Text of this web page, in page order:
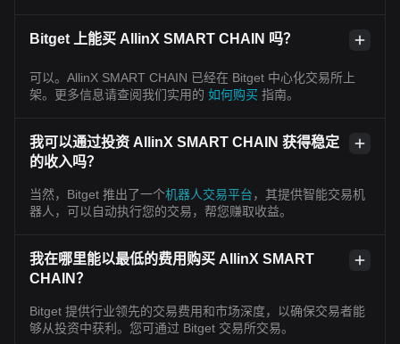
Bitget 上能买 AllinX SMART CHAIN 吗？
可以。AllinX SMART CHAIN 已经在 Bitget 中心化交易所上
架。更多信息请查阅我们实用的 如何购买 指南。
我可以通过投资 AllinX SMART CHAIN 获得稳定
的收入吗？
当然，Bitget 推出了一个机器人交易平台，其提供智能交易机
器人，可以自动执行您的交易，帮您赚取收益。
我在哪里能以最低的费用购买 AllinX SMART
CHAIN？
Bitget 提供行业领先的交易费用和市场深度，以确保交易者能
够从投资中获利。您可通过 Bitget 交易所交易。